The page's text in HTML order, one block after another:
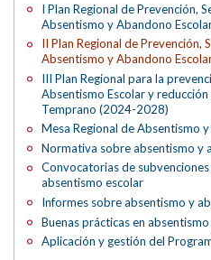
I Plan Regional de Prevención,
Absentismo y Abandono
II Plan Regional de Prevención,
Absentismo y Abandono
III Plan Regional para la
Absentismo Escolar y
Temprano (2024-2028)
Mesa Regional de Absentismo
Normativa sobre absentismo y
Convocatorias de
absentismo escolar
Informes sobre absentismo y
Buenas prácticas en
Aplicación y gestión del